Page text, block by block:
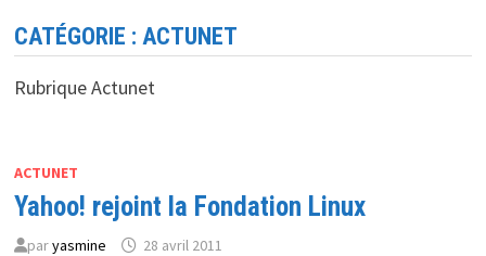
CATÉGORIE : ACTUNET
Rubrique Actunet
ACTUNET
Yahoo! rejoint la Fondation Linux
paryasmine 28 avril 2011